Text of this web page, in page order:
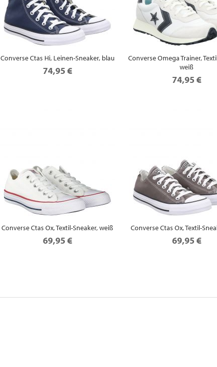
Converse Ctas Hi, Leinen-Sneaker, blau
74,95 €
Converse Omega Trainer,
weiß
74,95 €
Converse Ctas Ox, Textil-Sneaker, weiß
69,95 €
Converse Ctas Ox, Textil-
69,95 €